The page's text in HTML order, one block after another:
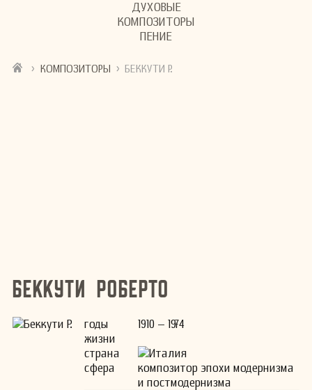
ДУХОВЫЕ
КОМПОЗИТОРЫ
ПЕНИЕ
› КОМПОЗИТОРЫ › БЕККУТИ Р.
Беккути Роберто
годы
жизни
1910 – 1974
страна
Италия
сфера
композитор эпохи модернизма
и постмодернизма